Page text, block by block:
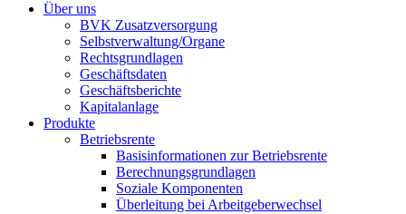
Über uns
BVK Zusatzversorgung
Selbstverwaltung/Organe
Rechtsgrundlagen
Geschäftsdaten
Geschäftsberichte
Kapitalanlage
Produkte
Betriebsrente
Basisinformationen zur Betriebsrente
Berechnungsgrundlagen
Soziale Komponenten
Überleitung bei Arbeitgeberwechsel